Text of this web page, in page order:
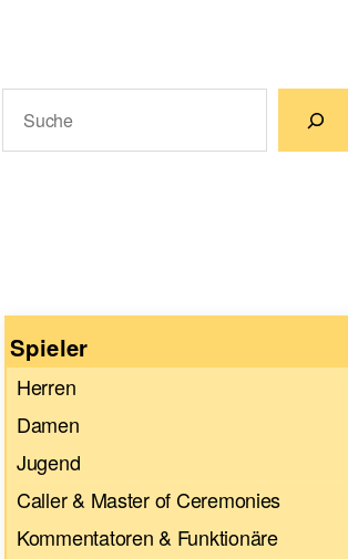
Spieler
Herren
Damen
Jugend
Caller & Master of Ceremonies
Kommentatoren & Funktionäre